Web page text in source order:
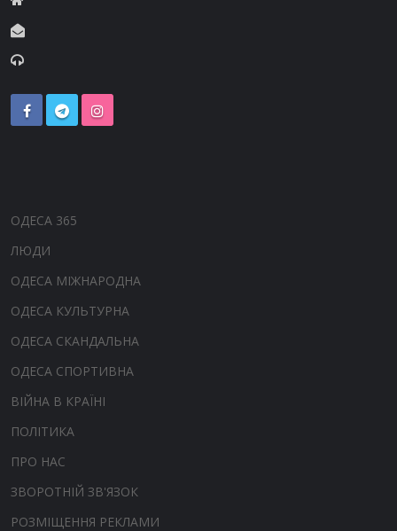
ОДЕСА 365
ЛЮДИ
ОДЕСА МІЖНАРОДНА
ОДЕСА КУЛЬТУРНА
ОДЕСА СКАНДАЛЬНА
ОДЕСА СПОРТИВНА
ВІЙНА В КРАЇНІ
ПОЛІТИКА
ПРО НАС
ЗВОРОТНІЙ ЗВ'ЯЗОК
РОЗМІЩЕННЯ РЕКЛАМИ